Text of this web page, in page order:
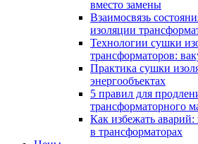
вместо замены
Взаимосвязь
изоляции
Технологии сушки
трансформаторов:
Практика сушки
энергообъектах
5 правил для
трансформаторного
Как избежать аварий:
в трансформаторах